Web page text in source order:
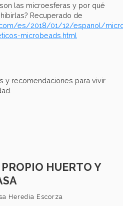
son las microesferas y por qué
Recuperado de
es/2018/01/12/espanol/
microbeads.html
y recomendaciones para vivir
HUERTO Y
Heredia Escorza